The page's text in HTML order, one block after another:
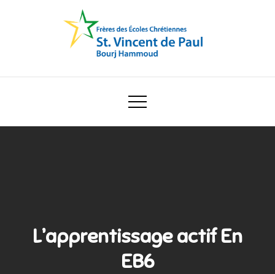
Ecole Saint Vincent de Paul
L’apprentissage actif En
EB6